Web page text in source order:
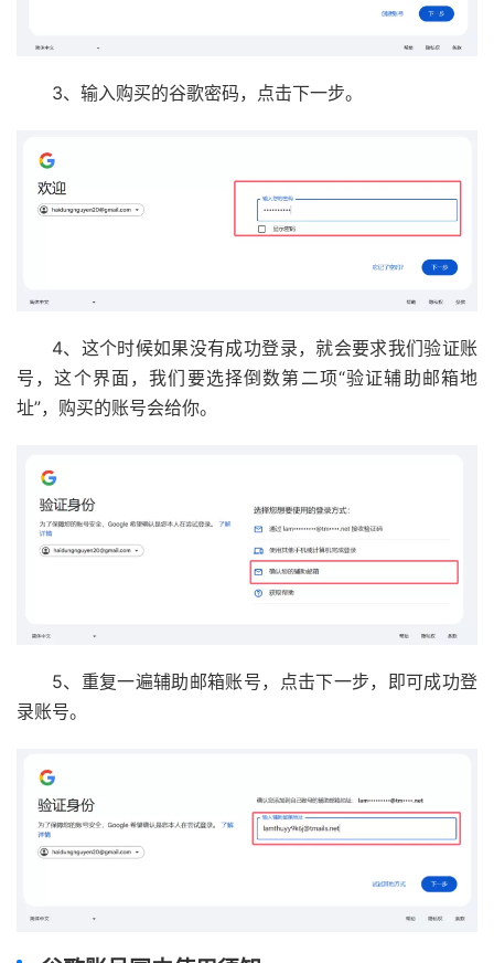
3、输入购买的谷歌密码，点击下一步。
4、这个时候如果没有成功登录，就会要求我们验证账
号，这个界面，我们要选择倒数第二项“验证辅助邮箱地
址”，购买的账号会给你。
5、重复一遍辅助邮箱账号，点击下一步，即可成功登
录账号。